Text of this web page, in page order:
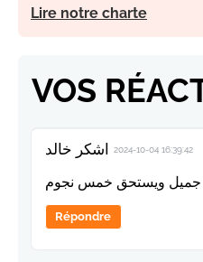
Lire notre charte
VOS
اشكر خالد 2024-10-04 16:39:42
جميل ويستحق خمس نجوم
Répondre